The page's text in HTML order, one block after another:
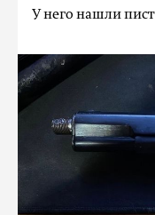
У него нашли